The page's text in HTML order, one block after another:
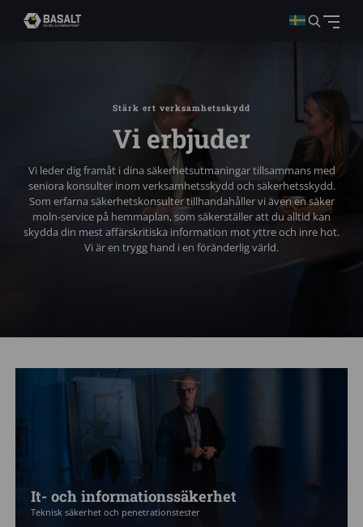
Stärk ert verksamhetsskydd
Vi erbjuder
Vi leder dig framåt i dina säkerhetsutmaningar tillsammans med
seniora konsulter inom verksamhetsskydd och säkerhetsskydd.
Som erfarna säkerhetskonsulter tillhandahåller vi även en säker
moln-service på hemmaplan, som säkerställer att du alltid kan
skydda din mest affärskritiska information mot yttre och inre hot.
Vi är en trygg hand i en föränderlig värld.
It- och informationssäkerhet
Teknisk säkerhet och penetrationstester